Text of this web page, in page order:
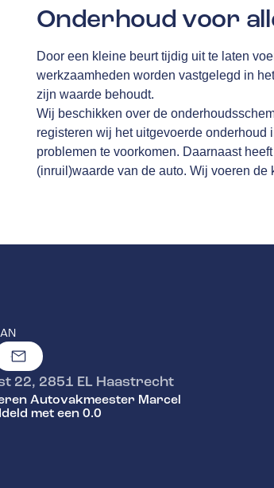
Onderhoud voor
Door een kleine beurt tijdig uit te laten
werkzaamheden worden vastgelegd in
zijn waarde behoudt.
Wij beschikken over de
registeren wij het uitgevoerde
problemen te voorkomen. Daarnaast
(inruil)waarde van de auto. Wij voeren
22, 2851 EL Haastrecht
Autovakmeester Marcel
met een 0.0